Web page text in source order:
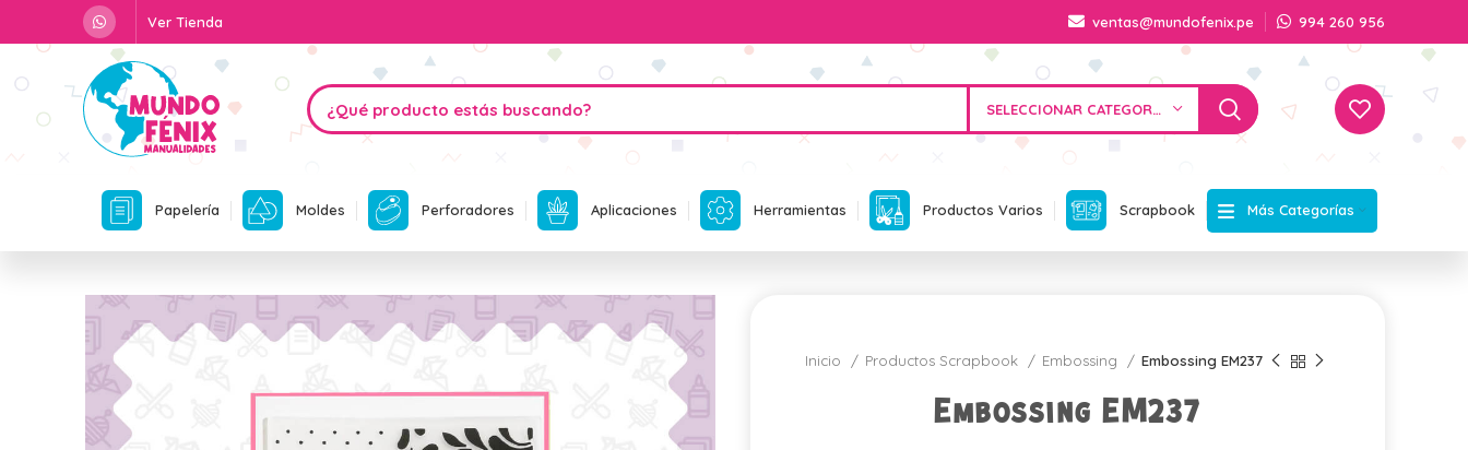
Ver Tienda ventas@mundofenix.pe 994 260 956
SELECCIONAR CATEGORÍA
Papelería Moldes Perforadores Aplicaciones Herramientas Productos Varios Scrapbook Más Categorías
Inicio Productos Scrapbook Embossing Embossing EM237
Embossing EM237